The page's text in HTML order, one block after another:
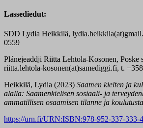
Lassedieđut:
SDD Lydia Heikkilä,
0559
Plánejeaddji Riitta Lehtola-Kosonen, Poske
riitta.lehtola-kosonen(at)samediggi.fi, t.
Heikkilä, Lydia (2023) Saamen kielten ja
alalla: Saamenkielisen sosiaali- ja
ammatillisen osaamisen tilanne ja
https://urn.fi/URN:ISBN:978-952-337-333-4